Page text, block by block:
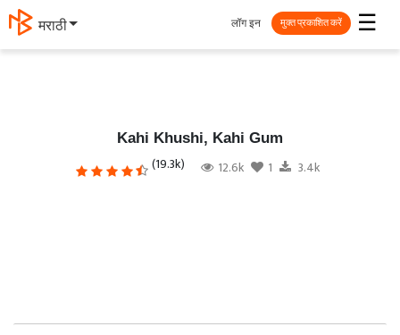
मराठी ☰
लॉग इन मुक्त प्रकाशित करें
Kahi Khushi, Kahi Gum
(19.3k) 12.6k 1 3.4k